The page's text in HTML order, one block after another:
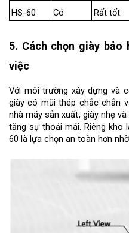
HS-60
Có Rất tốt
5. Cách chọn giày bảo
việc
Với môi trường xây dựng và
giày có mũi thép chắc chắn
nhà máy sản xuất, giày nhẹ
tăng sự thoải mái. Riêng kho
60 là lựa chọn an toàn hơn